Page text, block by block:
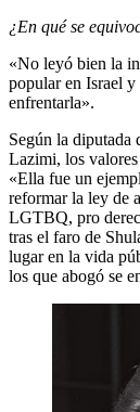
¿En qué se
«No leyó bien la
popular en Israel y
enfrentarla».
Según la diputada
Lazimi, los
«Ella fue un
reformar la ley de
LGTBQ, pro
tras el faro de
lugar en la vida
los que abogó se